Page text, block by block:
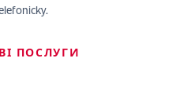
ПОСЛУГИ